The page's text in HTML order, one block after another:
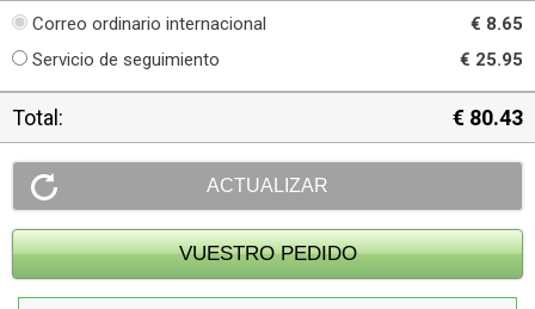
Correo ordinario internacional
€ 8.65
Servicio de seguimiento
€ 25.95
Total: € 80.43